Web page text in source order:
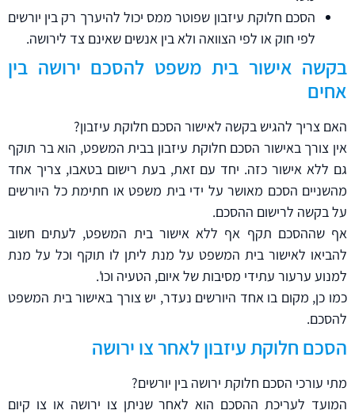
הסכם חלוקת עיזבון שפוטר ממס יכול להיערך רק בין יורשים
לפי חוק או לפי הצוואה ולא בין אנשים שאינם צד לירושה.
בקשה אישור בית משפט להסכם ירושה בין
אחים
האם צריך להגיש בקשה לאישור הסכם חלוקת עיזבון?
אין צורך באישור הסכם חלוקת עיזבון בבית המשפט, הוא בר תוקף
גם ללא אישור כזה. יחד עם זאת, בעת רישום בטאבו, צריך אחד
מהשניים הסכם מאושר על ידי בית משפט או חתימת כל היורשים
על בקשה לרישום ההסכם.
אף שההסכם תקף אף ללא אישור בית המשפט, לעתים חשוב
להביאו לאישור בית המשפט על מנת ליתן לו תוקף וכל על מנת
למנוע ערעור עתידי מסיבות של איום, הטעיה וכו'.
כמו כן, מקום בו אחד היורשים נעדר, יש צורך באישור בית המשפט
להסכם.
הסכם חלוקת עיזבון לאחר צו ירושה
מתי עורכי הסכם חלוקת ירושה בין יורשים?
המועד לעריכת ההסכם הוא לאחר שניתן צו ירושה או צו קיום